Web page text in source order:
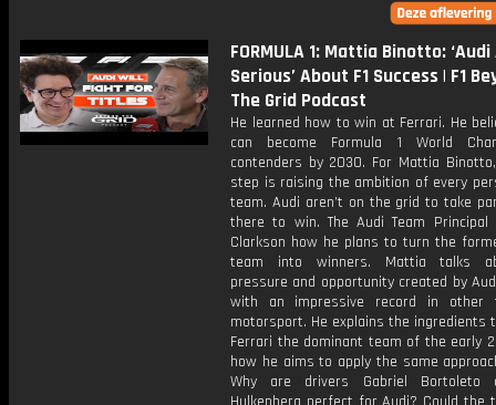
FORMULA 1: Mattia Binotto:
Serious’ About F1 Success | F1
The Grid Podcast
He learned how to win at Ferrari. He
can become Formula 1 World
contenders by 2030. For Mattia
step is raising the ambition of every
team. Audi aren’t on the grid to take
there to win. The Audi Team Principal
Clarkson how he plans to turn the
team into winners. Mattia talks
pressure and opportunity created by
with an impressive record in other
motorsport. He explains the ingredients
Ferrari the dominant team of the early
how he aims to apply the same
Why are drivers Gabriel Bortoleto